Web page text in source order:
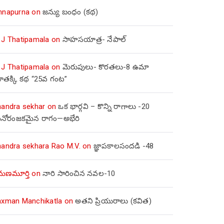
onజన్యు బంధం (కథ)
Thatipamala on సాహసయాత్ర- నేపాల్‌
Thatipamala on మెరుపులు- కొరతలు-8 ఉమా
కథ “25వ గంట”
sekhar onఒక భార్గవి – కొన్ని రాగాలు -20
రాగం—అభేరి
sekhara Rao M.V. on జ్ఞాపకాలసందడి -48
onనారి సారించిన నవల-10
Manchikatla onఅతని ప్రియురాలు (కవిత)